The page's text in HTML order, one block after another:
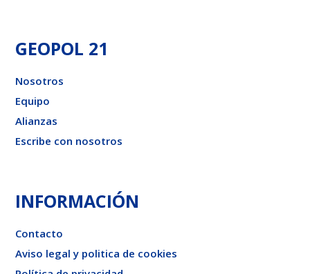
GEOPOL 21
Nosotros
Equipo
Alianzas
Escribe con nosotros
INFORMACIÓN
Contacto
Aviso legal y politica de cookies